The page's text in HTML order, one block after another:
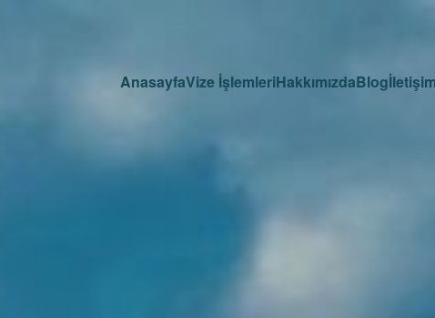
AnasayfaVize İşlemleriHakkımızdaBlogİletişim